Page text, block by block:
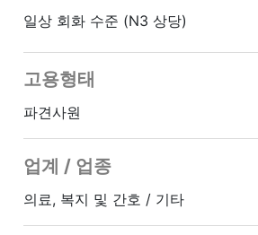
일상 회화 수준 (N3 상당)
고용형태
파견사원
업계 / 업종
의료, 복지 및 간호 / 기타